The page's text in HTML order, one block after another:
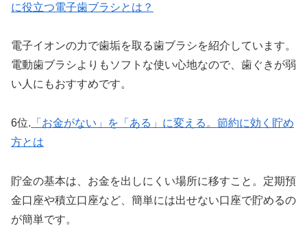
に役立つ電子歯ブラシとは？
電子イオンの力で歯垢を取る歯ブラシを紹介しています。
電動歯ブラシよりもソフトな使い心地なので、歯ぐきが弱
い人にもおすすめです。
6位. 「お金がない」を「ある」に変える。節約に効く貯め
方とは
貯金の基本は、お金を出しにくい場所に移すこと。定期預
金口座や積立口座など、簡単には出せない口座で貯めるの
が簡単です。